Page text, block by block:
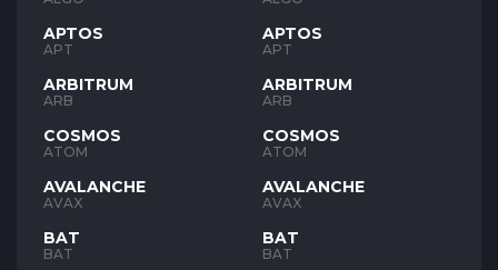
APTOS
APT
ARBITRUM
ARB
COSMOS
ATOM
AVALANCHE
AVAX
BAT
BAT
APTOS
APT
ARBITRUM
ARB
COSMOS
ATOM
AVALANCHE
AVAX
BAT
BAT